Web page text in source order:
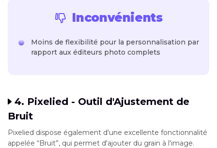
Inconvénients
Moins de flexibilité pour la personnalisation par
rapport aux éditeurs photo complets
4. Pixelied - Outil d'Ajustement de
Bruit
Pixelied dispose également d'une excellente fonctionnalité
appelée “Bruit”, qui permet d'ajouter du grain à l'image.